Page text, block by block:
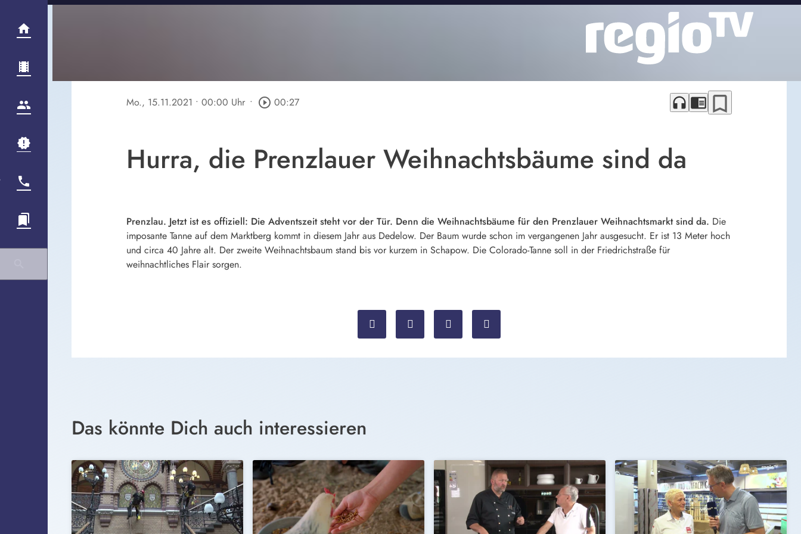
Mo., 15.11.2021 • 00:00 Uhr • play_circle_outline 00:27 headphones chrome_reader_mode bookmark_border
Hurra, die Prenzlauer Weihnachtsbäume sind da
Prenzlau. Jetzt ist es offiziell: Die Adventszeit steht vor der Tür. Denn die Weihnachtsbäume für den Prenzlauer Weihnachtsmarkt sind da. Die
imposante Tanne auf dem Marktberg kommt in diesem Jahr aus Dedelow. Der Baum wurde schon im vergangenen Jahr ausgesucht. Er ist 13 Meter hoch
und circa 40 Jahre alt. Der zweite Weihnachtsbaum stand bis vor kurzem in Schapow. Die Colorado-Tanne soll in der Friedrichstraße für
weihnachtliches Flair sorgen.
Das könnte Dich auch interessieren